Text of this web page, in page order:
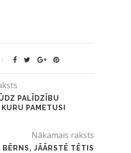
PALĪDZĪBU
PAMETUSI
Nākamais raksts
BĒRNS, JĀĀRSTĒ TĒTIS